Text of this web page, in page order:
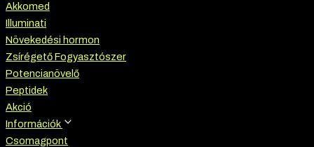
Akkomed
Illuminati
Növekedési hormon
Zsírégető Fogyasztószer
Potencianövelő
Peptidek
Akció
Információk
Csomagpont